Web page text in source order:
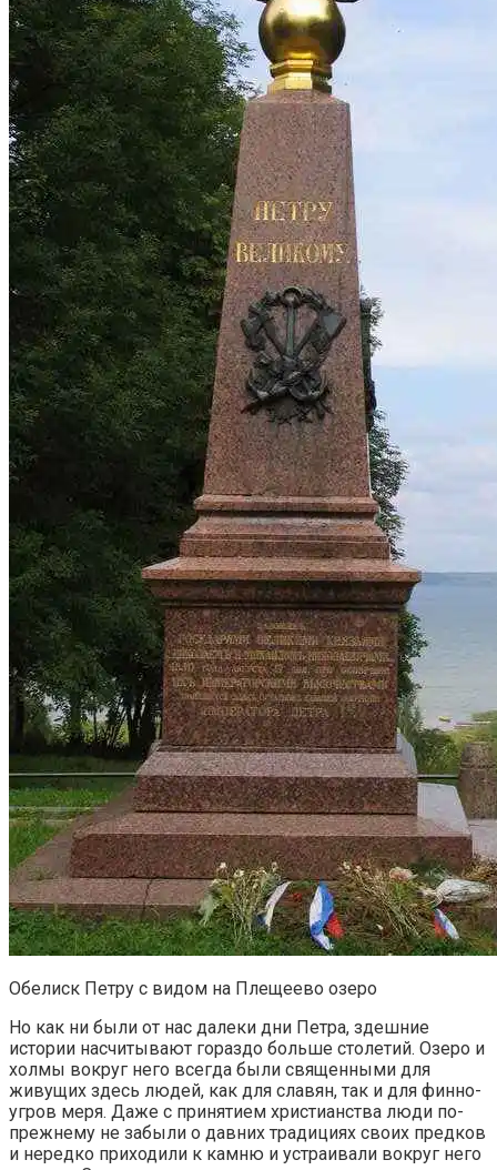
Обелиск Петру с видом на Плещеево озеро
Но как ни были от нас далеки дни Петра, здешние
истории насчитывают гораздо больше столетий. Озеро и
холмы вокруг него всегда были священными для
живущих здесь людей, как для славян, так и для финно-
угров меря. Даже с принятием христианства люди по-
прежнему не забыли о давних традициях своих предков
и нередко приходили к камню и устраивали вокруг него